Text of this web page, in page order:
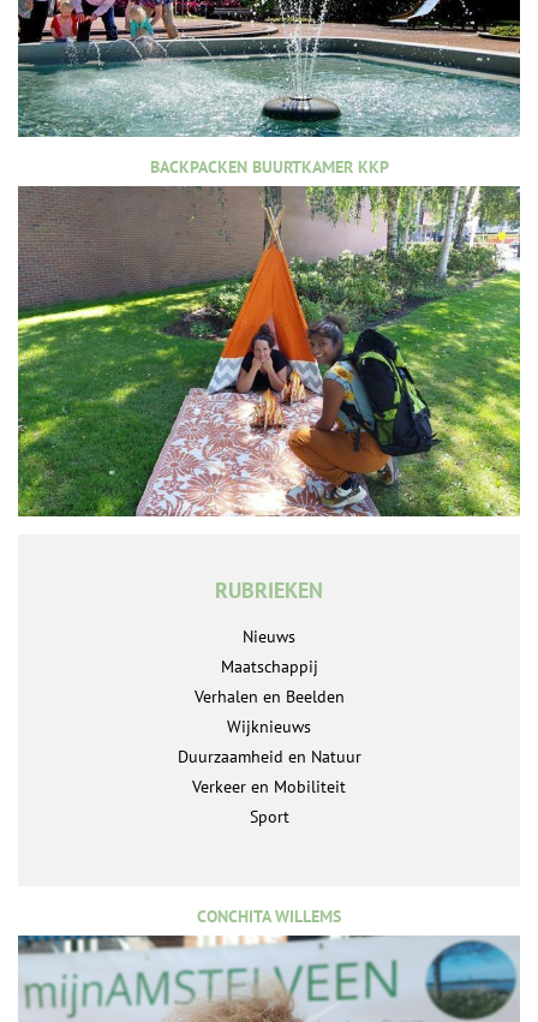
BACKPACKEN BUURTKAMER KKP
RUBRIEKEN
Nieuws
Maatschappij
Verhalen en Beelden
Wijknieuws
Duurzaamheid en Natuur
Verkeer en Mobiliteit
Sport
CONCHITA WILLEMS